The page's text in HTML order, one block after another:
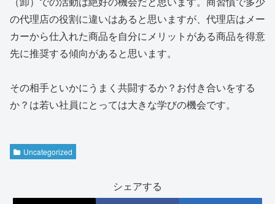
の代理店の役割に違いはあると思いますが、代理店はメー
カーから仕入れた商品を自分にメリットがある商品を得意
先に推奨する傾向があると思います。
その相手といかにうまく共闘するか？お付き合いをする
か？は若い社員にとっては大きな学びの機会です。
Uncategorized
シェアする